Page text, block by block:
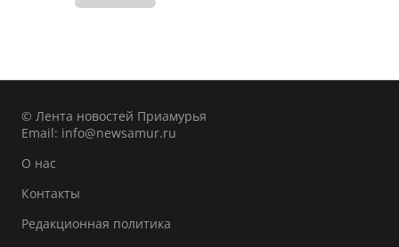
© Лента новостей Приамурья
Email: info@newsamur.ru
О нас
Контакты
Редакционная политика